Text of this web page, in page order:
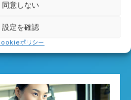
同意しない
設定を確認
ポリシー
Trial
回体験のご案内